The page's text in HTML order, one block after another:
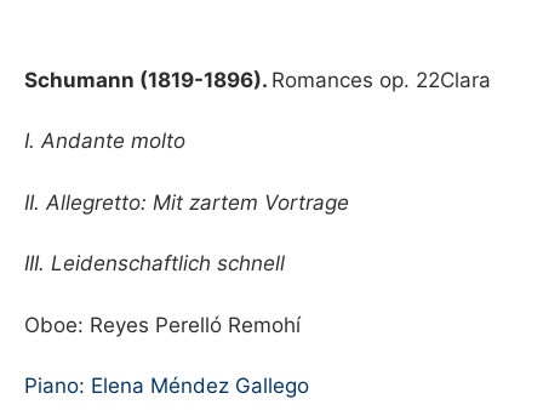
Schumann (1819-1896). Romances op. 22Clara
I. Andante molto
II. Allegretto: Mit zartem Vortrage
III. Leidenschaftlich schnell
Oboe: Reyes Perelló Remohí
Piano: Elena Méndez Gallego